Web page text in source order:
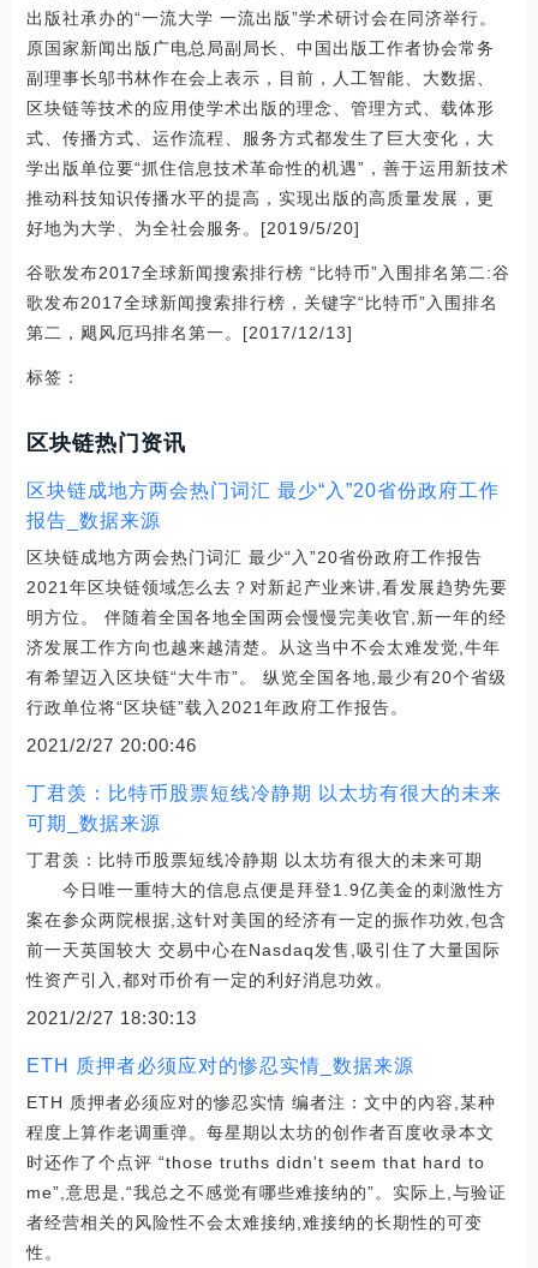
出版社承办的“一流大学 一流出版”学术研讨会在同济举行。
原国家新闻出版广电总局副局长、中国出版工作者协会常务
副理事长邬书林作在会上表示，目前，人工智能、大数据、
区块链等技术的应用使学术出版的理念、管理方式、载体形
式、传播方式、运作流程、服务方式都发生了巨大变化，大
学出版单位要“抓住信息技术革命性的机遇”，善于运用新技术
推动科技知识传播水平的提高，实现出版的高质量发展，更
好地为大学、为全社会服务。[2019/5/20]
谷歌发布2017全球新闻搜索排行榜 “比特币”入围排名第二:谷
歌发布2017全球新闻搜索排行榜，关键字“比特币”入围排名
第二，飓风厄玛排名第一。[2017/12/13]
标签：
区块链热门资讯
区块链成地方两会热门词汇 最少“入”20省份政府工作
报告_数据来源
区块链成地方两会热门词汇 最少“入”20省份政府工作报告
2021年区块链领域怎么去？对新起产业来讲,看发展趋势先要
明方位。 伴随着全国各地全国两会慢慢完美收官,新一年的经
济发展工作方向也越来越清楚。从这当中不会太难发觉,牛年
有希望迈入区块链“大牛市”。 纵览全国各地,最少有20个省级
行政单位将“区块链”载入2021年政府工作报告。
2021/2/27 20:00:46
丁君羡：比特币股票短线冷静期 以太坊有很大的未来
可期_数据来源
丁君羡：比特币股票短线冷静期 以太坊有很大的未来可期
今日唯一重特大的信息点便是拜登1.9亿美金的刺激性方
案在参众两院根据,这针对美国的经济有一定的振作功效,包含
前一天英国较大 交易中心在Nasdaq发售,吸引住了大量国际
性资产引入,都对币价有一定的利好消息功效。
2021/2/27 18:30:13
ETH 质押者必须应对的惨忍实情_数据来源
ETH 质押者必须应对的惨忍实情 编者注：文中的內容,某种
程度上算作老调重弹。每星期以太坊的创作者百度收录本文
时还作了个点评 “those truths didn't seem that hard to
me”,意思是,“我总之不感觉有哪些难接纳的”。实际上,与验证
者经营相关的风险性不会太难接纳,难接纳的长期性的可变
性。